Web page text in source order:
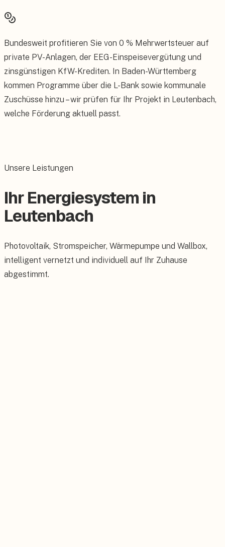
Bundesweit profitieren Sie von 0 % Mehrwertsteuer auf
private PV-Anlagen, der EEG-Einspeisevergütung und
zinsgünstigen KfW-Krediten. In Baden-Württemberg
kommen Programme über die L-Bank sowie kommunale
Zuschüsse hinzu – wir prüfen für Ihr Projekt in Leutenbach,
welche Förderung aktuell passt.
Unsere Leistungen
Ihr Energiesystem in
Leutenbach
Photovoltaik, Stromspeicher, Wärmepumpe und Wallbox,
intelligent vernetzt und individuell auf Ihr Zuhause
abgestimmt.